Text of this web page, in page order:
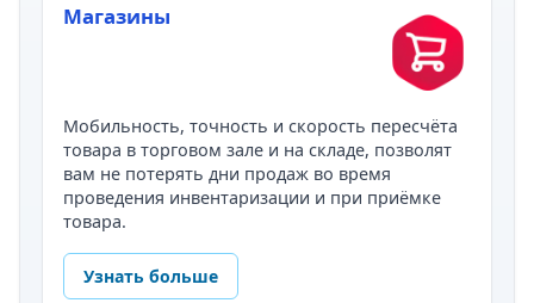
Магазины
Мобильность, точность и скорость пересчёта
товара в торговом зале и на складе, позволят
вам не потерять дни продаж во время
проведения инвентаризации и при приёмке
товара.
Узнать больше